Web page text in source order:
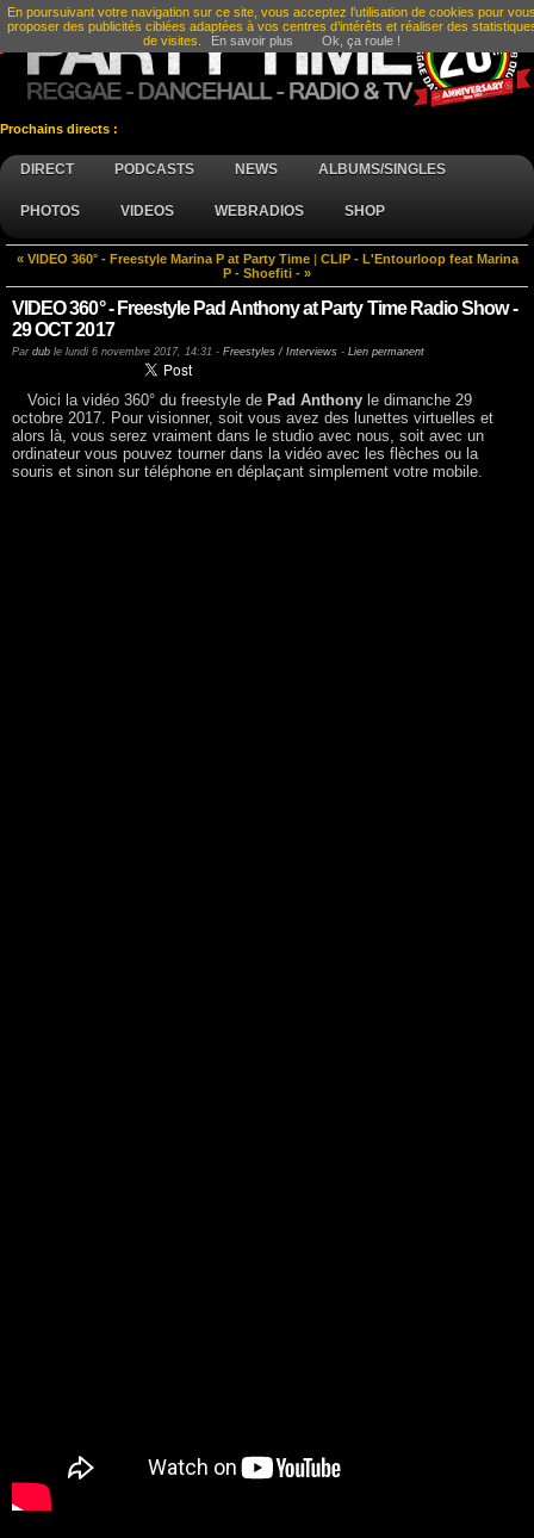
Prochains directs :
DIRECT PODCASTS NEWS ALBUMS/SINGLES
PHOTOS VIDEOS WEBRADIOS SHOP
« VIDEO 360° - Freestyle Marina P at Party Time
CLIP - L'Entourloop feat Marina
P - Shoefiti - »
VIDEO 360° - Freestyle Pad Anthony at Party Time Radio Show -
29 OCT 2017
Par dub le lundi 6 novembre 2017, 14:31 - Freestyles / Interviews - Lien permanent
Voici la vidéo 360° du freestyle de Pad Anthony le dimanche 29
octobre 2017. Pour visionner, soit vous avez des lunettes virtuelles et
alors là, vous serez vraiment dans le studio avec nous, soit avec un
ordinateur vous pouvez tourner dans la vidéo avec les flèches ou la
souris et sinon sur téléphone en déplaçant simplement votre mobile.
En poursuivant votre navigation sur ce site, vous acceptez l’utilisation de cookies pour
proposer des publicités ciblées adaptées à vos centres d’intérêts et réaliser des
de visites.
En savoir plus Ok, ça roule !